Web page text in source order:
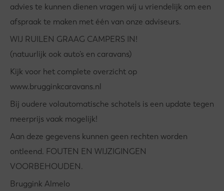
advies te kunnen dienen vragen wij u vriendelijk om een
afspraak te maken met één van onze adviseurs.
WIJ RUILEN GRAAG CAMPERS IN!
(natuurlijk ook auto’s en caravans)
Kijk voor het complete overzicht op
www.brugginkcaravans.nl
Bij oudere volautomatische schotels is een update tegen
meerprijs vaak mogelijk!
Aan deze gegevens kunnen geen rechten worden
ontleend. FOUTEN EN WIJZIGINGEN
VOORBEHOUDEN.
Bruggink Almelo